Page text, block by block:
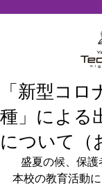
「新型コ
種」による
について（
本校の教育活動